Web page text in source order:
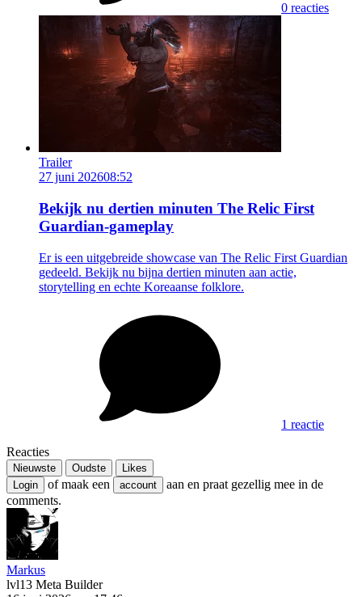
0 reacties
Trailer
27 juni 202608:52
Bekijk nu dertien minuten The Relic First
Guardian-gameplay
Er is een uitgebreide showcase van The Relic First Guardian
gedeeld. Bekijk nu bijna dertien minuten aan actie,
storytelling en echte Koreaanse folklore.
1 reactie
Reacties
Nieuwste Oudste
Likes
Login
of maak een account
aan en praat gezellig mee in de
comments.
Markus
lvl13 Meta Builder